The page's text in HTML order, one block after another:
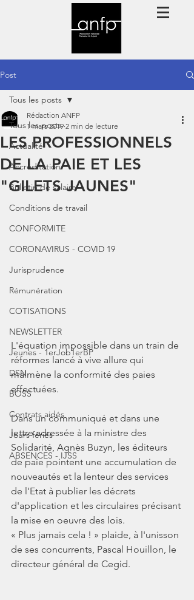
Post
Tous les posts
Actualité
Accréditation
Bulletin de salaire
Conditions de travail
CONFORMITE
CORONAVIRUS - COVID 19
Jurisprudence
Rémunération
COTISATIONS
NEWSLETTER
Jeunes - 1erJob1erBP
DSN
BOSS
Contrats aidés
Jours fériés
ABSENCES - IJSS
Tous les posts
LES PROFESSIONNELS
DE LA PAIE ET LES
"GILETS JAUNES"
Rédaction ANFP
1 mars 2019 2 min de lecture
L'équation impossible dans un train de
réformes lancé à vive allure qui
malmène la conformité des paies
effectuées.
Dans un communiqué et dans une
lettre adressée à la ministre des
Solidarité, Agnès Buzyn, les éditeurs
de paie pointent une accumulation de
nouveautés et la lenteur des services
de l'Etat à publier les décrets
d'application et les circulaires précisant
la mise en oeuvre des lois.
« Plus jamais cela ! » plaide, à l'unisson
de ses concurrents, Pascal Houillon, le
directeur général de Cegid.